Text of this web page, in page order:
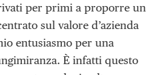
per primi a proporre un
sul valore d’azienda
entusiasmo per una
È infatti questo